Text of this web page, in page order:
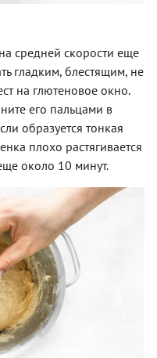
средней скорости еще
гладким, блестящим, не
на глютеновое окно.
его пальцами в
образуется тонкая
плохо растягивается
около 10 минут.